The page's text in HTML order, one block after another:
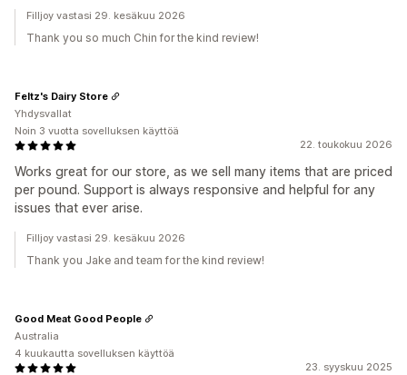
Filljoy vastasi 29. kesäkuu 2026
Thank you so much Chin for the kind review!
22. toukokuu 2026
Works great for our store, as we sell many items that are priced
per pound. Support is always responsive and helpful for any
issues that ever arise.
Feltz's Dairy Store
Yhdysvallat
Noin 3 vuotta sovelluksen käyttöä
Filljoy vastasi 29. kesäkuu 2026
Thank you Jake and team for the kind review!
23. syyskuu 2025
Good Meat Good People
Australia
4 kuukautta sovelluksen käyttöä